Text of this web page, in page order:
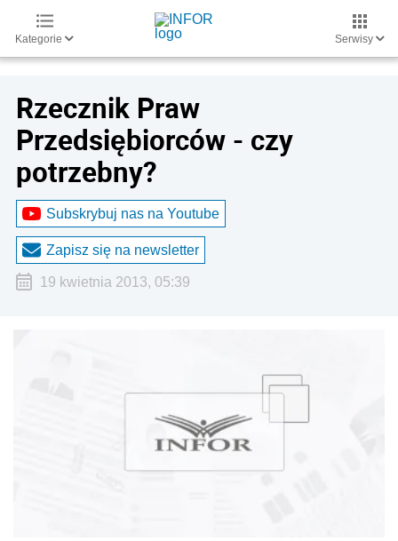
Kategorie Serwisy
Rzecznik Praw
Przedsiębiorców - czy
potrzebny?
Subskrybuj nas na Youtube
Zapisz się na newsletter
19 kwietnia 2013, 05:39